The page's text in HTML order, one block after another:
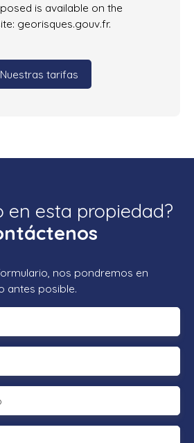
is available on the
georisques.gouv.fr.
Nuestras tarifas
en esta propiedad?
nos pondremos en
antes posible.